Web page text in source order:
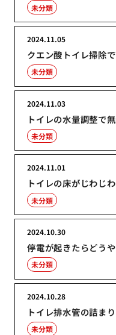
未分類
クエン酸トイレ掃除
2024.11.05
未分類
トイレの水量調整で
2024.11.03
未分類
トイレの床がじわじ
2024.11.01
未分類
停電が起きたらどう
2024.10.30
未分類
トイレ排水管の詰ま
2024.10.28
未分類